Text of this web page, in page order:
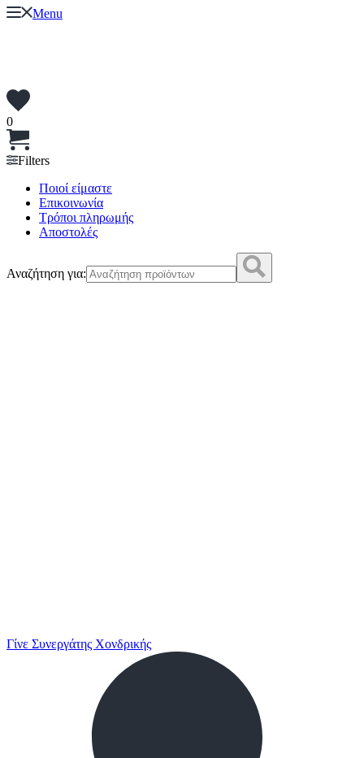
Menu
0
Filters
Ποιοί είμαστε
Επικοινωνία
Τρόποι πληρωμής
Αποστολές
Αναζήτηση για:
Γίνε Συνεργάτης Χονδρικής